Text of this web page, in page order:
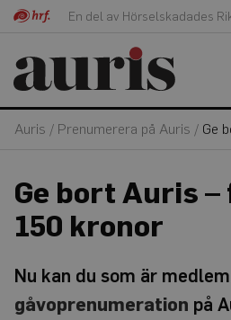
En del av Hörselskadades
Auris / Prenumerera på Auris / Ge
Ge bort Auris
150 kronor
Nu kan du som är
gåvoprenumeration på